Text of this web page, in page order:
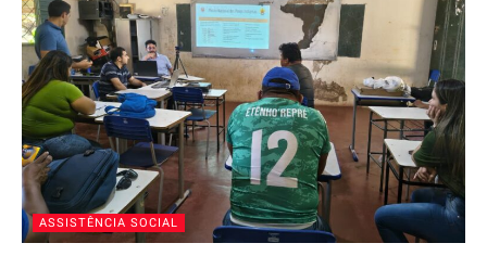
ASSISTÊNCIA SOCIAL